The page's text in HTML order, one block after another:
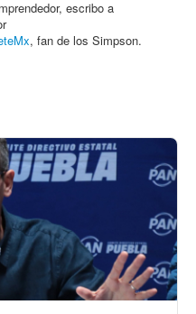
escribo a
, fan de los Simpson.